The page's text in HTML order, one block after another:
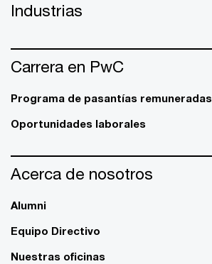
Industrias
Carrera en PwC
Programa de pasantías remuneradas
Oportunidades laborales
Acerca de nosotros
Alumni
Equipo Directivo
Nuestras oficinas